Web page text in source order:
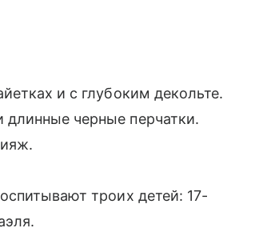
и с глубоким декольте.
черные перчатки.
троих детей: 17-